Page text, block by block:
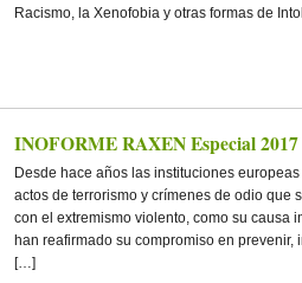
Racismo, la Xenofobia y otras formas de
INOFORME RAXEN Especial 2017
Desde hace años las instituciones
actos de terrorismo y crímenes de odio que
con el extremismo violento, como su causa
han reafirmado su compromiso en
[…]